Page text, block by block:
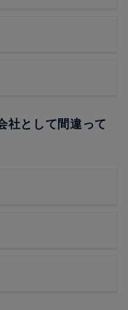
社として間違って